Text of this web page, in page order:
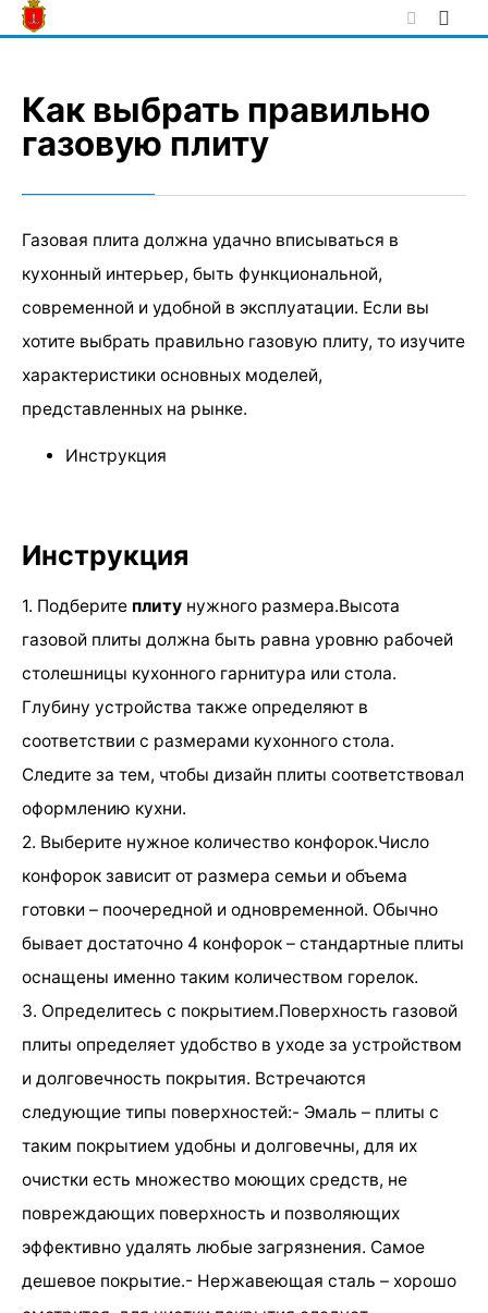
Skip
to
Как выбрать правильно
газовую плиту
Газовая плита должна удачно вписываться в
кухонный интерьер, быть функциональной,
современной и удобной в эксплуатации. Если вы
хотите выбрать правильно газовую плиту, то изучите
характеристики основных моделей,
представленных на рынке.
Инструкция
Инструкция
1. Подберите плиту нужного размера.Высота
газовой плиты должна быть равна уровню рабочей
столешницы кухонного гарнитура или стола.
Глубину устройства также определяют в
соответствии с размерами кухонного стола.
Следите за тем, чтобы дизайн плиты соответствовал
оформлению кухни.
2. Выберите нужное количество конфорок.Число
конфорок зависит от размера семьи и объема
готовки – поочередной и одновременной. Обычно
бывает достаточно 4 конфорок – стандартные плиты
оснащены именно таким количеством горелок.
3. Определитесь с покрытием.Поверхность газовой
плиты определяет удобство в уходе за устройством
и долговечность покрытия. Встречаются
следующие типы поверхностей:- Эмаль – плиты с
таким покрытием удобны и долговечны, для их
очистки есть множество моющих средств, не
повреждающих поверхность и позволяющих
эффективно удалять любые загрязнения. Самое
дешевое покрытие.- Нержавеющая сталь – хорошо